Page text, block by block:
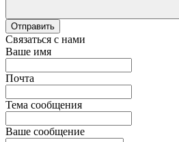
Отправить
Связаться с нами
Ваше имя
Почта
Тема сообщения
Ваше сообщение